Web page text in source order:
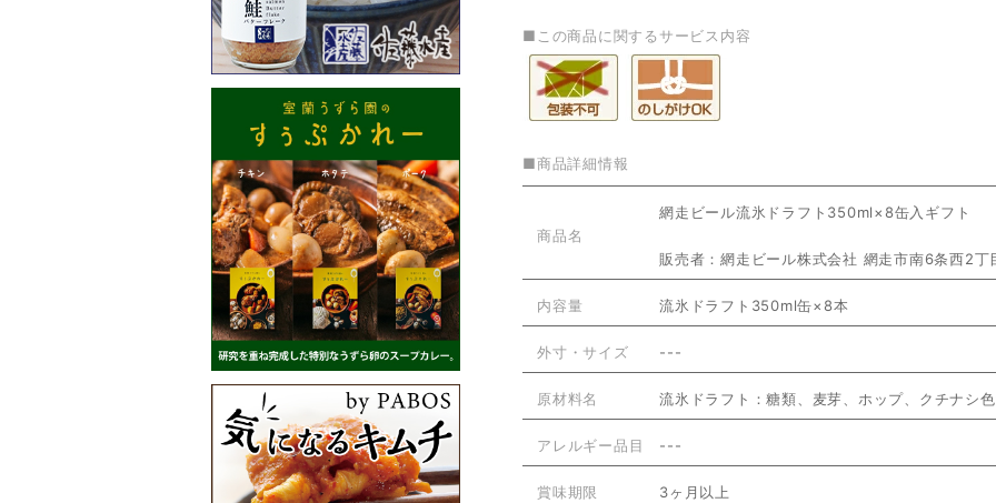
■この商品に関するサービス内容
■商品詳細情報
商品名
網走ビール流氷ドラフト350ml×8缶入ギフト
販売者：網走ビール株式会社 網走市南6条西2丁
内容量 流氷ドラフト350ml缶×8本
外寸・サイズ ---
原材料名 流氷ドラフト：糖類、麦芽、ホップ、クチナシ
アレルギー品目 ---
賞味期限 3ヶ月以上